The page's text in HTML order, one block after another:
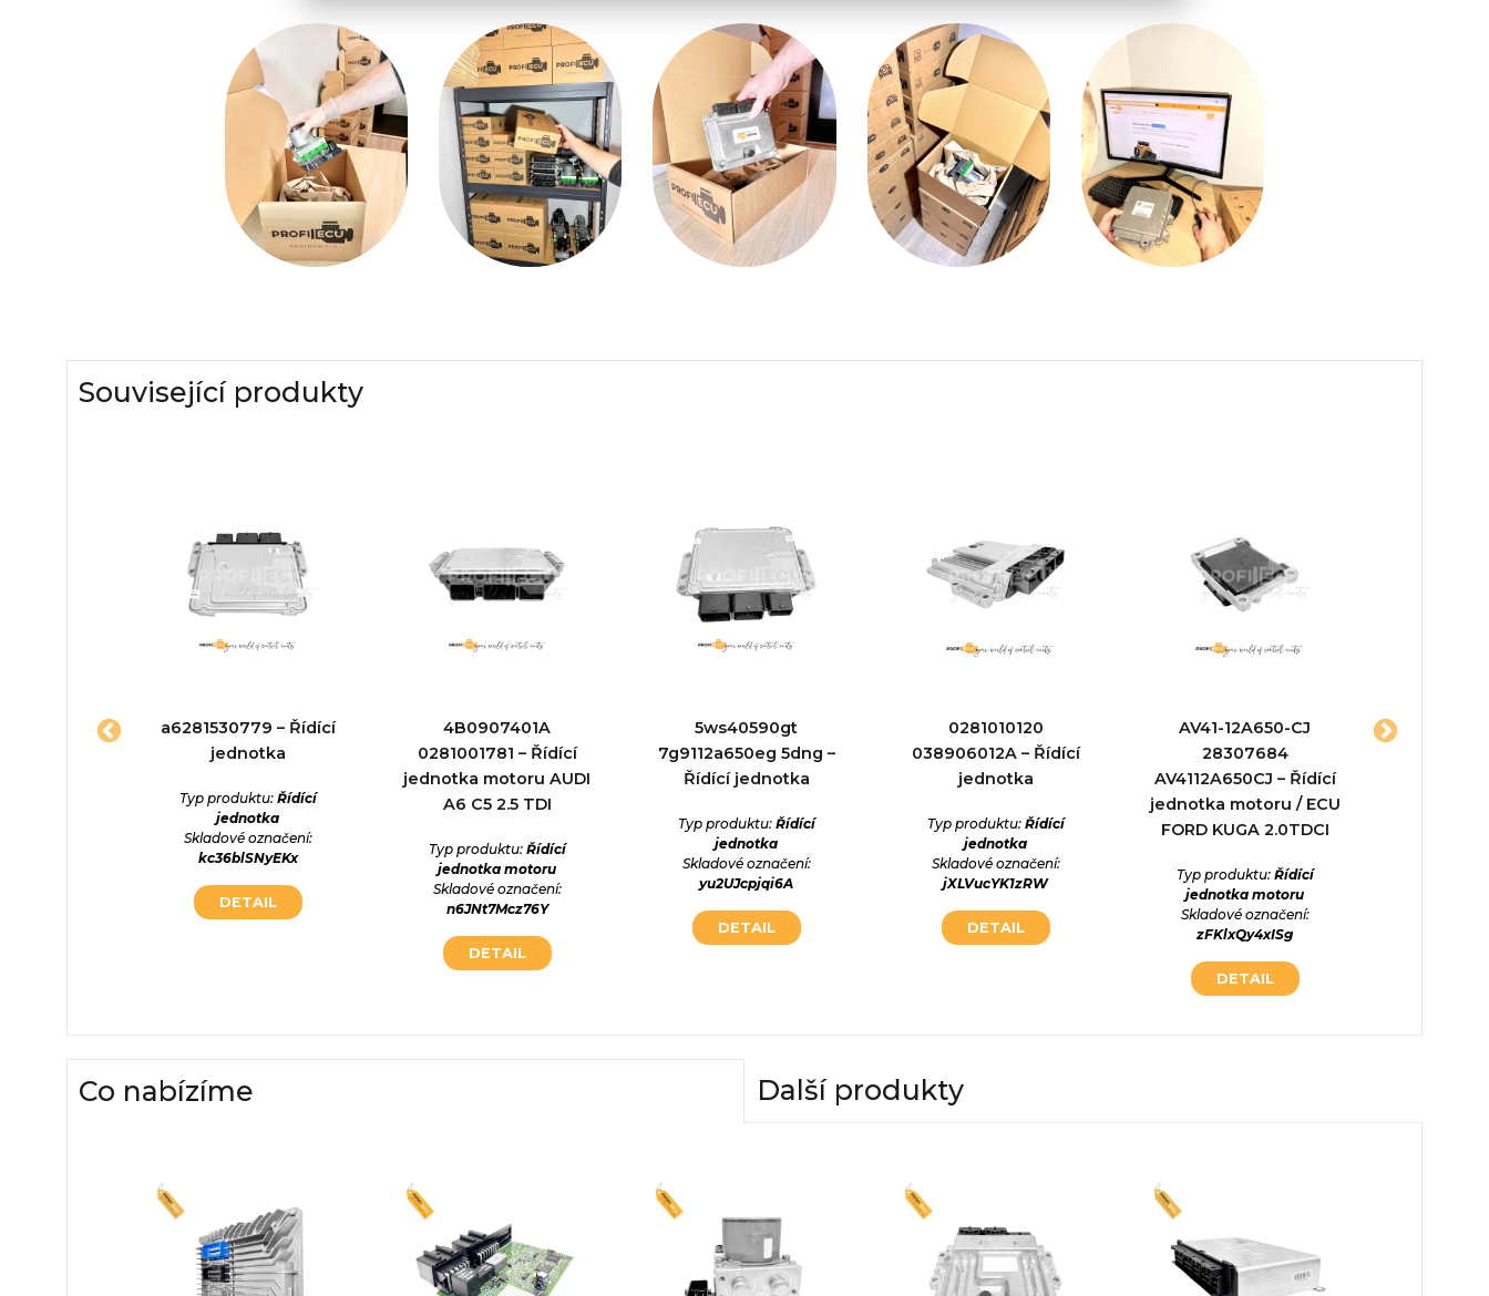
Související produkty
a6281530779 – Řídící
jednotka
Typ produktu: Řídící
jednotka
Skladové označení:
kc36blSNyEKx
DETAIL
4B0907401A
0281001781 – Řídící
jednotka motoru AUDI
A6 C5 2.5 TDI
Typ produktu: Řídící
jednotka motoru
Skladové označení:
n6JNt7Mcz76Y
DETAIL
5ws40590gt
7g9112a650eg 5dng –
Řídící jednotka
Typ produktu: Řídící
jednotka
Skladové označení:
yu2UJcpjqi6A
DETAIL
0281010120
038906012A – Řídící
jednotka
Typ produktu: Řídící
jednotka
Skladové označení:
jXLVucYK1zRW
DETAIL
AV41-12A650-CJ
28307684
AV4112A650CJ – Řídící
jednotka motoru / ECU
FORD KUGA 2.0TDCI
Typ produktu: Řídící
jednotka motoru
Skladové označení:
zFKlxQy4xISg
DETAIL
Co nabízíme Další produkty